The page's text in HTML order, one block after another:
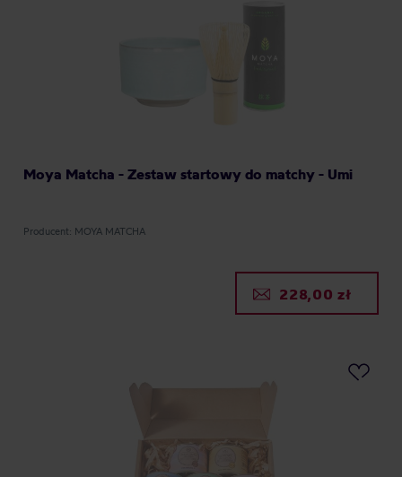
Moya Matcha - Zestaw startowy do matchy - Umi
Producent: MOYA MATCHA
228,00 zł